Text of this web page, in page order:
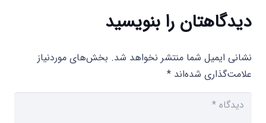
دیدگاهتان را بنویسید
نشانی ایمیل شما منتشر نخواهد شد. بخش‌های موردنیاز
علامت‌گذاری شده‌اند *